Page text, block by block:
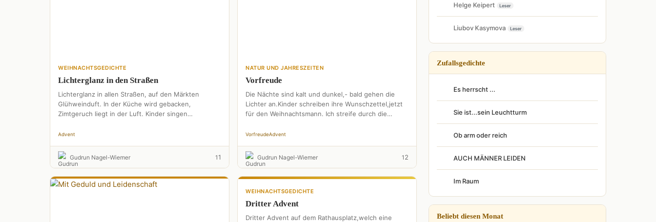
WEIHNACHTSGEDICHTE
Lichterglanz in den Straßen
Lichterglanz in allen Straßen, auf den Märkten
Glühweinduft. In der Küche wird gebacken,
Zimtgeruch liegt in der Luft. Kinder singen
Advent
Gudrun Nagel-Wiemer 11
NATUR UND JAHRESZEITEN
Vorfreude
Die Nächte sind kalt und dunkel,- bald gehen die
Lichter an.Kinder schreiben ihre Wunschzettel,jetzt
für den Weihnachtsmann. Ich streife durch die
VorfreudeAdvent
Gudrun Nagel-Wiemer 1 2
WEIHNACHTSGEDICHTE
Dritter Advent
Dritter Advent auf dem Rathausplatz,welch eine
Helge Keipert Leser
Liubov Kasymova Leser
Zufallsgedichte
Es herrscht ...
Sie ist...sein Leuchtturm
Ob arm oder reich
AUCH MÄNNER LEIDEN
Im Raum
Beliebt diesen Monat